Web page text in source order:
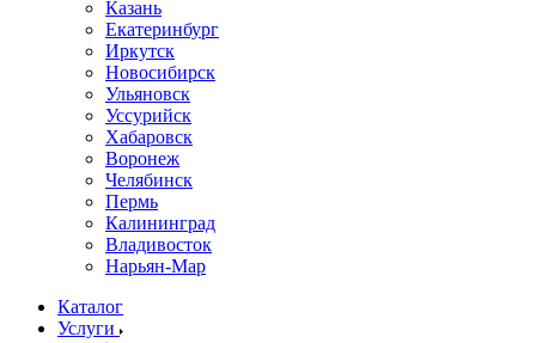
Казань
Екатеринбург
Иркутск
Новосибирск
Ульяновск
Уссурийск
Хабаровск
Воронеж
Челябинск
Пермь
Калининград
Владивосток
Нарьян-Мар
Каталог
Услуги